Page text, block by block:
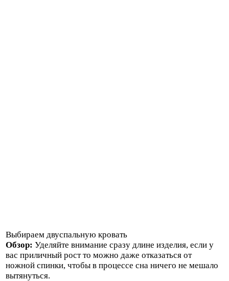
Выбираем двуспальную кровать
Обзор: Уделяйте внимание сразу длине изделия, если у
вас приличный рост то можно даже отказаться от
ножной спинки, чтобы в процессе сна ничего не мешало
вытянуться.